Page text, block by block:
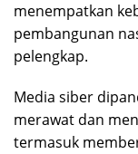
menempatkan
pembangunan
pelengkap.
Media siber
merawat dan
termasuk